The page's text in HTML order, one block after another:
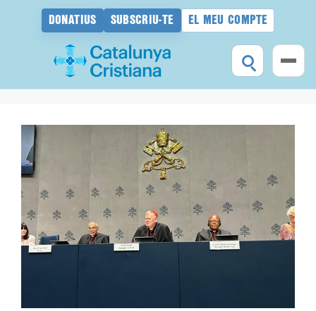
DONATIUS SUBSCRIU-TE EL MEU COMPTE
contingut